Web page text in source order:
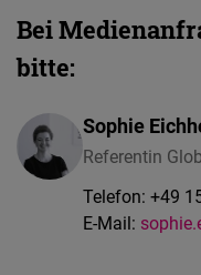
Bei
bitte:
Sophie
Referentin
Telefon: +49
E-Mail: